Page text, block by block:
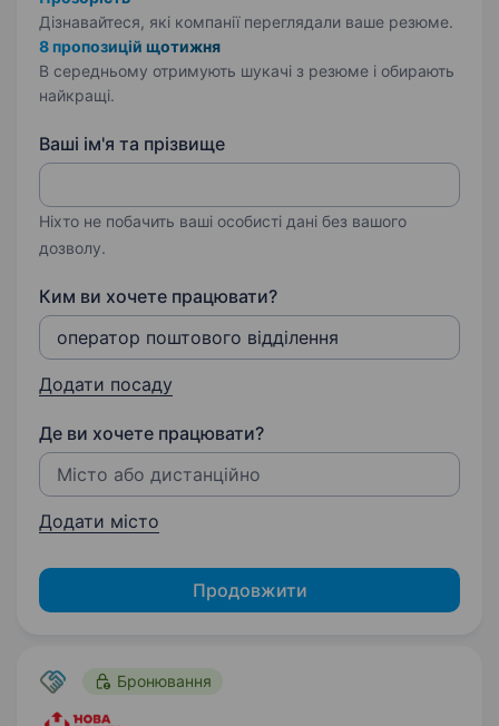
Дізнавайтеся, які компанії переглядали ваше резюме.
8 пропозицій щотижня
В середньому отримують шукачі з резюме і обирають
найкращі.
Ваші ім'я та прізвище
Ніхто не побачить ваші особисті дані без вашого
дозволу.
Ким ви хочете працювати?
Додати посаду
Де ви хочете працювати?
Додати місто
Продовжити
Бронювання